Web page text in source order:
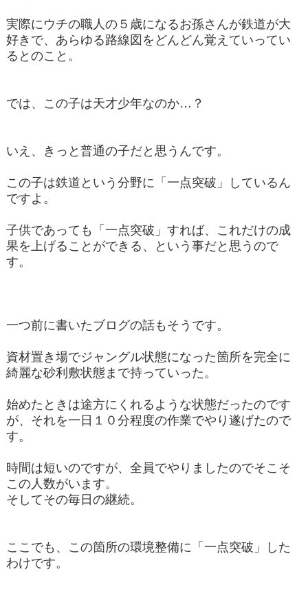
実際にウチの職人の５歳になるお孫さんが鉄道が大
好きで、あらゆる路線図をどんどん覚えていってい
るとのこと。
では、この子は天才少年なのか…？
いえ、きっと普通の子だと思うんです。
この子は鉄道という分野に「一点突破」しているん
ですよ。
子供であっても「一点突破」すれば、これだけの成
果を上げることができる、という事だと思うので
す。
一つ前に書いたブログの話もそうです。
資材置き場でジャングル状態になった箇所を完全に
綺麗な砂利敷状態まで持っていった。
始めたときは途方にくれるような状態だったのです
が、それを一日１０分程度の作業でやり遂げたので
す。
時間は短いのですが、全員でやりましたのでそこそ
この人数がいます。
そしてその毎日の継続。
ここでも、この箇所の環境整備に「一点突破」した
わけです。